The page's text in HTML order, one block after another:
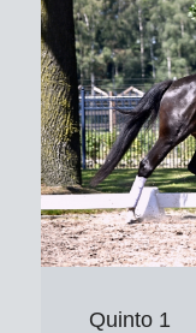
Quinto 1